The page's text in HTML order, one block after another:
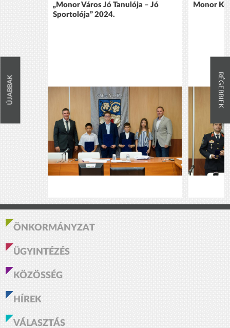
ÚJABBAK
„Monor Város Jó Tanulója – Jó
Sportolója” 2024.
Monor
RÉGEBBIEK
ÖNKORMÁNYZAT
ÜGYINTÉZÉS
KÖZÖSSÉG
HÍREK
VÁLASZTÁS